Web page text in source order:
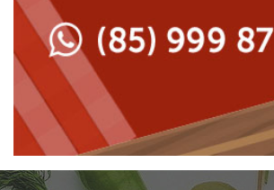
Massas
Peixes e Frutos do Mar
Peixes e Frutos do Mar
Pizzarias